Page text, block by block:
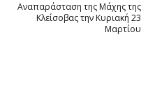
Αναπαράσταση της Μάχης της
Κλείσοβας την Κυριακή 23
Μαρτίου